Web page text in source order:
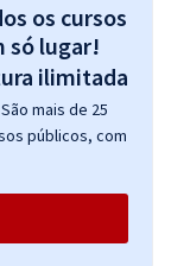
os cursos
só lugar!
mais de 25
públicos, com